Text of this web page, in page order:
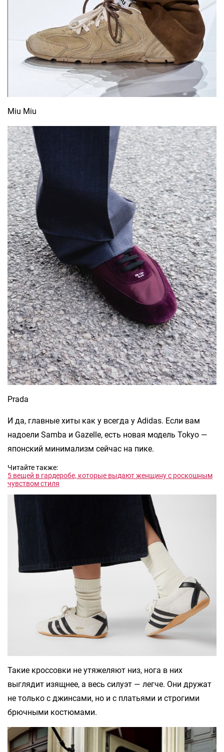
Miu Miu
Prada
И да, главные хиты как у всегда у Adidas. Если вам
надоели Samba и Gazelle, есть новая модель Tokyo —
японский минимализм сейчас на пике.
Читайте также:
5 вещей в гардеробе, которые выдают женщину с роскошным
чувством стиля
Такие кроссовки не утяжеляют низ, нога в них
выглядит изящнее, а весь силуэт — легче. Они дружат
не только с джинсами, но и с платьями и строгими
брючными костюмами.